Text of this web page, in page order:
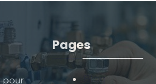
pour
Pages
Blog